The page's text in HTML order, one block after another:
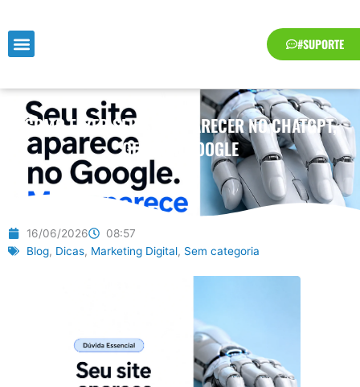
conteúdo
#SUPORTE
COMO FAZER SEU SITE APARECER NO CHATGPT,
GEMINI E GOOGLE
16/06/2026
08:57
Blog, Dicas, Marketing Digital, Sem categoria